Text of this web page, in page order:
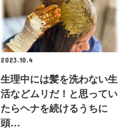
2023.10.4
生理中には髪を洗わない生
活などムリだ！と思ってい
たらヘナを続けるうちに
頭…